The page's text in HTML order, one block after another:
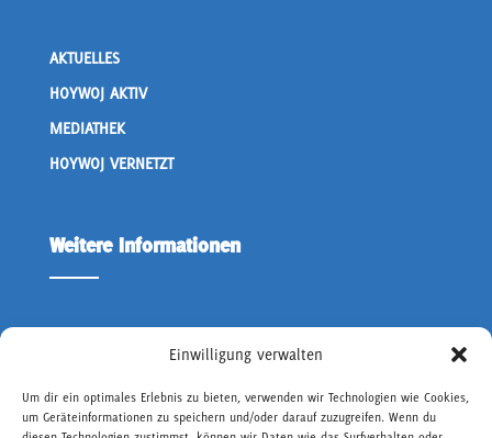
Einwilligung verwalten
Um dir ein optimales Erlebnis zu bieten, verwenden wir Technologien wie Cookies,
um Geräteinformationen zu speichern und/oder darauf zuzugreifen. Wenn du
AKTUELLES
HOYWOJ AKTIV
MEDIATHEK
HOYWOJ VERNETZT
Weitere Informationen
IMPRESSUM